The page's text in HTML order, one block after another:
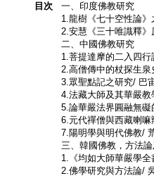
目次
一、印度佛教研究
1.龍樹《七十空性論
2.安慧《三十唯識釋
二、中國佛教研究
1.菩提達摩的二入四
2.高僧傳中的杖探生
3.眾聖點記之研究/ 巴
4.法藏大師及其華嚴
5.論華嚴法界圓融無
6.元代禪僧與西藏喇
7.陽明學與明代佛教/
三、韓國佛教，方法
1.《均如大師華嚴學
2.佛學研究與方法論/